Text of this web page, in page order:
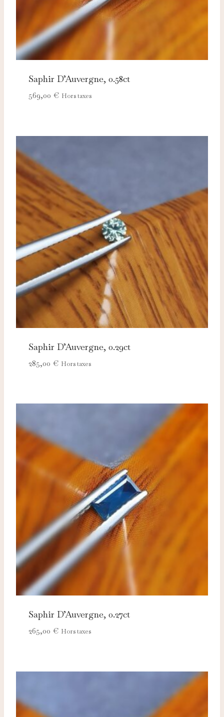
Saphir D’Auvergne, 0.58ct
569,00 € Hors taxes
Saphir D’Auvergne, 0.29ct
285,00 € Hors taxes
Saphir D’Auvergne, 0.27ct
265,00 € Hors taxes
du site et ne peuvent pas être désactivés.
Analytics
Ces cookies nous permettent de mesurer l'audience et
d'améliorer nos contenus (Google Analytics, Matomo…).
Marketing
Ces cookies servent à vous proposer des publicités
adaptées à vos centres d'intérêt.